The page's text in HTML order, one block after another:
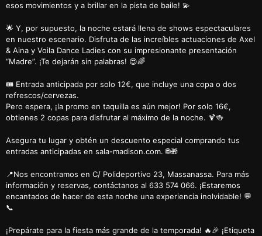
esos movimientos y a brillar en la pista de baile! 💫
🌟 Y, por supuesto, la noche estará llena de shows espectaculares
en nuestro escenario. Disfruta de las increíbles actuaciones de Axel
& Aina y Voila Dance Ladies con su impresionante presentación
“Madre”. ¡Te dejarán sin palabras! 😍🌈
🎟️ Entrada anticipada por solo 12€, que incluye una copa o dos
refrescos/cervezas.
Pero espera, ¡la promo en taquilla es aún mejor! Por solo 16€,
obtienes 2 copas para disfrutar al máximo de la noche. 🍹🍻
Asegura tu lugar y obtén un descuento especial comprando tus
entradas anticipadas en sala-madison.com. 🌐🎁
📍Nos encontramos en C/ Polideportivo 23, Massanassa. Para más
información y reservas, contáctanos al 633 574 066. ¡Estaremos
encantados de hacer de esta noche una experiencia inolvidable! 💬
📞
¡Prepárate para la fiesta más grande de la temporada! 🔥🎉 ¡Etiqueta